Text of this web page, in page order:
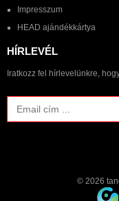
Impresszum
HEAD ajándékkártya
HÍRLEVÉL
Iratkozz fel hírlevelünkre,
© 2026